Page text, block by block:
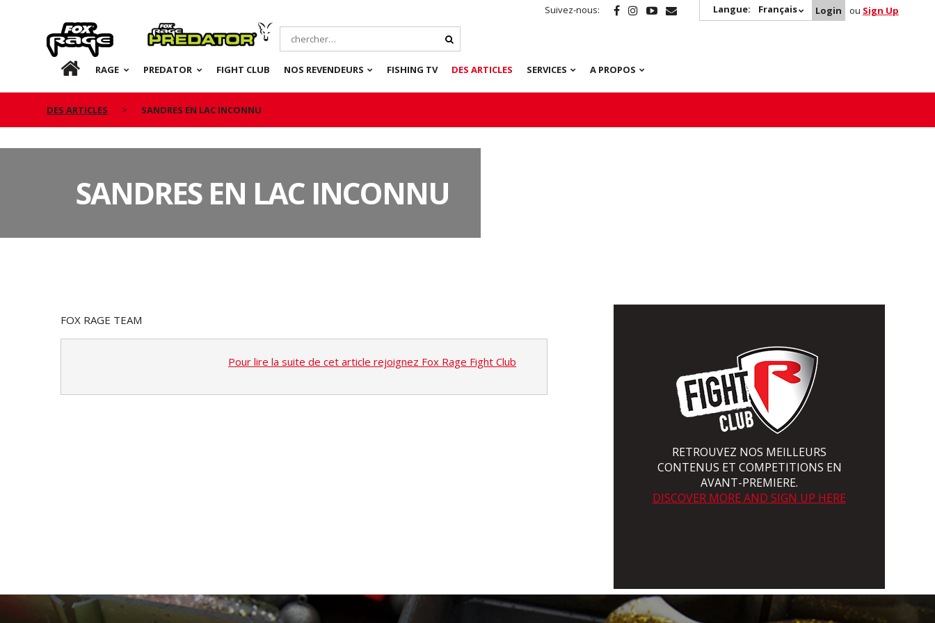
Suivez-nous: Langue: Français Login ou Sign Up
Rage Predator
FR RAGE PREDATOR FIGHT CLUB NOS REVENDEURS FISHING TV DES ARTICLES SERVICES A PROPOS
DES ARTICLES SANDRES EN LAC INCONNU
SANDRES EN LAC INCONNU
FOX RAGE TEAM
Pour lire la suite de cet article rejoignez Fox Rage Fight Club
RETROUVEZ NOS MEILLEURS
CONTENUS ET COMPETITIONS EN
AVANT-PREMIERE.
DISCOVER MORE AND SIGN UP HERE